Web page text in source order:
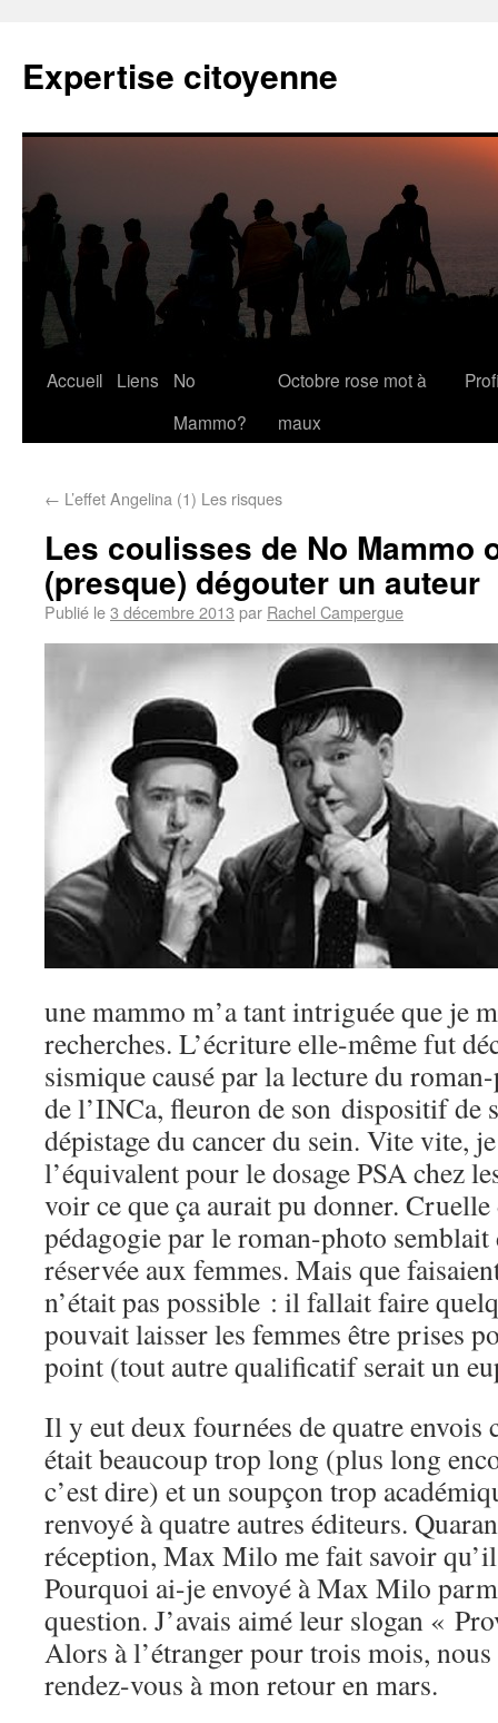
Expertise citoyenne
Accueil Liens
No
Mammo?
Octobre rose mot à
maux
← L’effet Angelina (1) Les risques
Les coulisses de No Mammo
(presque) dégouter un auteur
Publié le3 décembre 2013 par Rachel Campergue
une mammo m’a tant intriguée que je
recherches. L’écriture elle-même fut
sismique causé par la lecture du
de l’INCa, fleuron de son dispositif de
dépistage du cancer du sein. Vite vite,
l’équivalent pour le dosage PSA chez
voir ce que ça aurait pu donner.
pédagogie par le roman-photo
réservée aux femmes. Mais que
n’était pas possible : il fallait faire
pouvait laisser les femmes être prises
point (tout autre qualificatif serait un
Il y eut deux fournées de quatre envois
était beaucoup trop long (plus long
c’est dire) et un soupçon trop
renvoyé à quatre autres éditeurs.
réception, Max Milo me fait savoir qu’il
Pourquoi ai-je envoyé à Max Milo
question. J’avais aimé leur slogan «
Alors à l’étranger pour trois mois, nous
rendez-vous à mon retour en mars.